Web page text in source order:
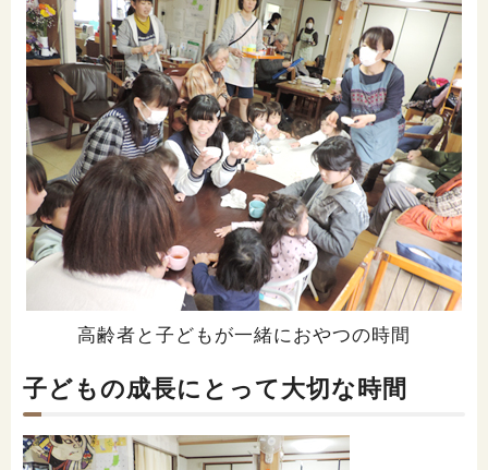
高齢者と子どもが一緒におやつの時間
子どもの成長にとって大切な時間